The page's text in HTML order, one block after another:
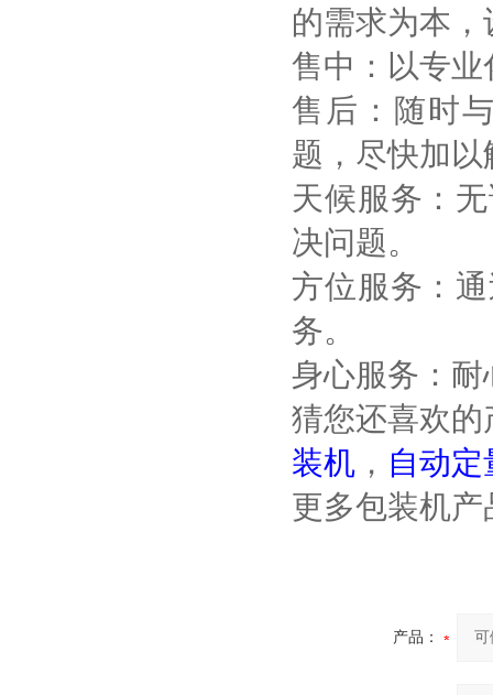
的需求为本
售中：以专
售后：随时
题，尽快加以
天候服务：
决问题。
方位服务：
务。
身心服务：
猜您还喜欢
装机 ， 自动
更多包装机产
产品：